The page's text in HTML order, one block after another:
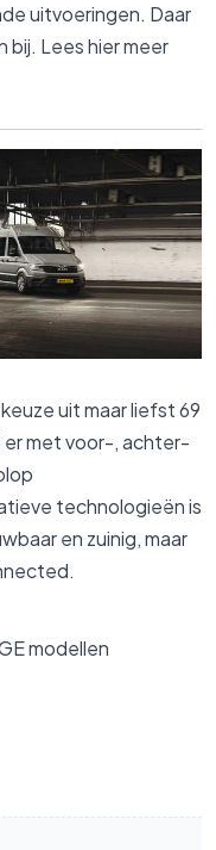
uitvoeringen. Daar
bij. Lees hier meer
uit maar liefst 69
er met voor-, achter-
technologieën is
en zuinig, maar
modellen